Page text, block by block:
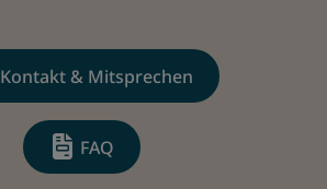
Kontakt & Mitsprechen
FAQ